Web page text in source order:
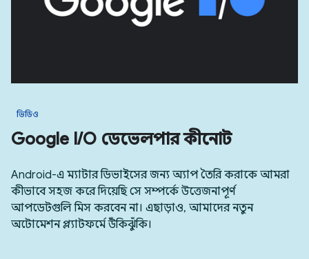
ভিডিও
Google I/O ডেভেলপার কীনোট
Android-এ ম্যাটার ডিভাইসের জন্য অ্যাপ তৈরি করাকে আমরা
কীভাবে সহজ করে দিয়েছি সে সম্পর্কে উত্তেজনাপূর্ণ
আপডেটগুলি মিস করবেন না। এছাড়াও, আমাদের নতুন
অটোমেশন প্ল্যাটফর্মে উঁকিঝুঁকি।